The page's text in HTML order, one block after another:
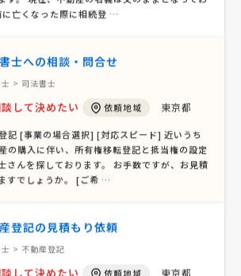
伴う不動産の相続登記をお願いしたく、司法書
す。 現在、不動産の名義は父のままとなってお
士への相談・問合せ
士 > 司法書士
して決めたい 依頼地域
記 [事業の場合選択] [対応スピード] 近いうち
の購入に伴い、所有権移転登記と抵当権の設定
さんを探しております。 お手数ですが、お見積
登記の見積もり依頼
士 > 不動産登記